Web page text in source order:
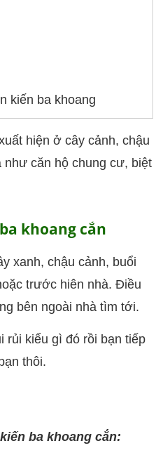
kiến ba khoang
hiện ở cây cảnh, chậu
như căn hộ chung cư, biệt
khoang cắn
xanh, chậu cảnh, buổi
trước hiên nhà. Điều
bên ngoài nhà tìm tới.
rủi kiểu gì đó rồi bạn tiếp
thôi.
ba khoang cắn: